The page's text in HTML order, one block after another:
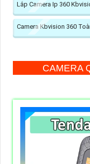
Lắp Camera Ip 360
Camera Kbvision 360
CAMERA